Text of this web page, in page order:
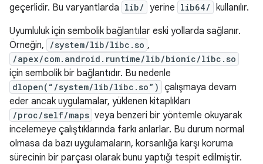
geçerlidir. Bu varyantlarda lib/ yerine lib64/ kullanılır.
Uyumluluk için sembolik bağlantılar eski yollarda sağlanır.
Örneğin,
/system/lib/libc.so ,
/apex/com.android.runtime/lib/bionic/libc.so
için sembolik bir bağlantıdır. Bu nedenle
dlopen(“/system/lib/libc.so”) çalışmaya devam
eder ancak uygulamalar, yüklenen kitaplıkları
/proc/self/maps veya benzeri bir yöntemle okuyarak
incelemeye çalıştıklarında farkı anlarlar. Bu durum normal
olmasa da bazı uygulamaların, korsanlığa karşı koruma
sürecinin bir parçası olarak bunu yaptığı tespit edilmiştir.